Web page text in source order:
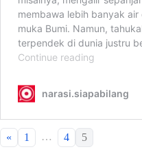
« 1 … 4 5